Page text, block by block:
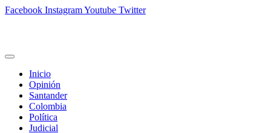
Facebook InstagramYoutube Twitter
Inicio
Opinión
Santander
Colombia
Política
Judicial